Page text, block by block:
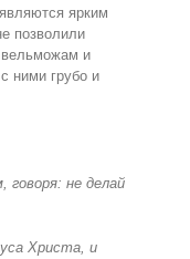
ярким
позволили
вельможам и
ними грубо и
говоря: не делай
Христа, и